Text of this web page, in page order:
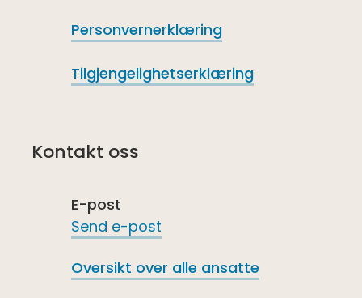
Personvernerklæring
Tilgjengelighetserklæring
Kontakt oss
E-post
Send e-post
Oversikt over alle ansatte